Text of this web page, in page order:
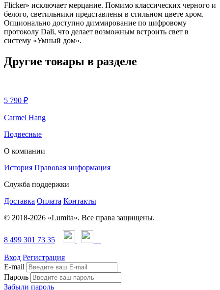
Flicker» исключает мерцание. Помимо классических черного и
белого, светильники представлены в стильном цвете хром.
Опционально доступно диммирование по цифровому
протоколу Dali, что делает возможным встроить свет в
систему «Умный дом».
Другие товары в разделе
5 790 ₽
Carmel Hang
Подвесные
О компании
История Правовая информация
Служба поддержки
Доставка Оплата Контакты
© 2018-2026 «Lumita». Все права защищены.
8 499 301 73 35
Вход Регистрация
E-mail
Пароль
Забыли пароль